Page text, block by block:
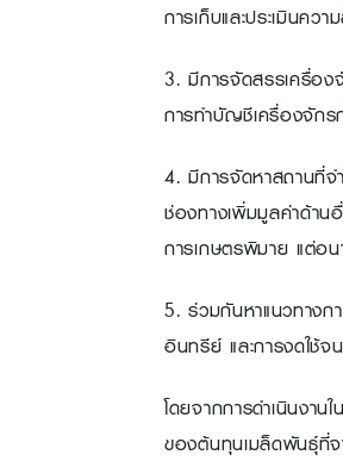
การเก็บและประเมินค
3. มีการจัดสรรเครื่อง
การทำบัญชีเครื่องจักร
4. มีการจัดหาสถานที่
ช่องทางเพิ่มมูลค่าด้า
การเกษตรพิมาย แต่อน
5. ร่วมกันหาแนวทาง
อินทรีย์ และการงดใช้
โดยจากการดำเนินงา
ของต้นทุนเมล็ดพันธุ์ที่